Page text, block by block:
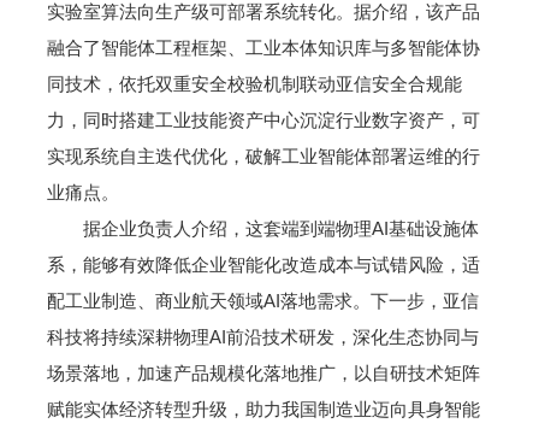
实验室算法向生产级可部署系统转化。据介绍，该产品
融合了智能体工程框架、工业本体知识库与多智能体协
同技术，依托双重安全校验机制联动亚信安全合规能
力，同时搭建工业技能资产中心沉淀行业数字资产，可
实现系统自主迭代优化，破解工业智能体部署运维的行
业痛点。
据企业负责人介绍，这套端到端物理AI基础设施体
系，能够有效降低企业智能化改造成本与试错风险，适
配工业制造、商业航天领域AI落地需求。下一步，亚信
科技将持续深耕物理AI前沿技术研发，深化生态协同与
场景落地，加速产品规模化落地推广，以自研技术矩阵
赋能实体经济转型升级，助力我国制造业迈向具身智能